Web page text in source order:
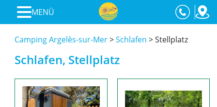
MENÜ
Camping Argelès-sur-Mer>Schlafen >Stellplatz
Schlafen, Stellplatz